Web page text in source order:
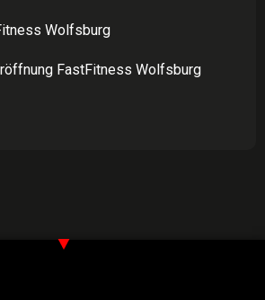
Wolfsburg
FastFitness Wolfsburg